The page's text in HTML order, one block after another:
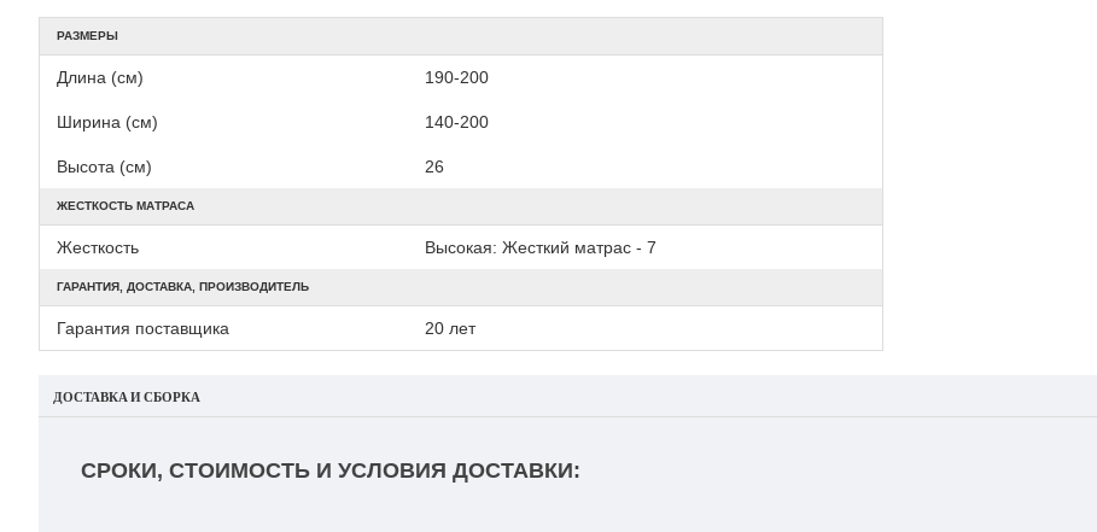
РАЗМЕРЫ
Длина (см) 190-200
Ширина (см) 140-200
Высота (см) 26
ЖЕСТКОСТЬ МАТРАСА
Жесткость Высокая: Жесткий матрас - 7
ГАРАНТИЯ, ДОСТАВКА, ПРОИЗВОДИТЕЛЬ
Гарантия поставщика 20 лет
ДОСТАВКА И СБОРКА
СРОКИ, СТОИМОСТЬ И УСЛОВИЯ ДОСТАВКИ: